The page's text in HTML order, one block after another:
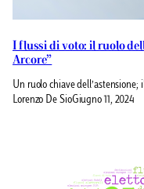
I flussi di voto: il ruolo
Arcore”
Un ruolo chiave dell’astensione;
Lorenzo De SioGiugno 11, 2024